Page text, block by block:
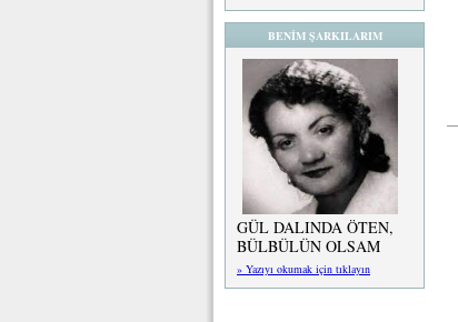
BENİM ŞARKILARIM
GÜL DALINDA ÖTEN,
BÜLBÜLÜN OLSAM
» Yazıyı okumak için tıklayın